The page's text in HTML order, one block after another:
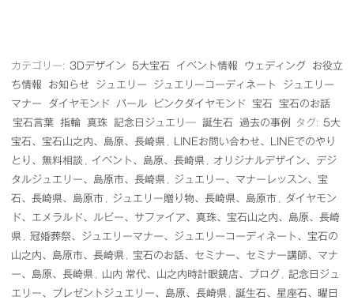
カテゴリー: 3Dデザイン 5大宝石 イベント情報 ウェディング
お役立
ち情報
お知らせ ジュエリー ジュエリーコーディネート
ジュエリー
マナー
ダイヤモンド パール ピンクダイヤモンド 宝石
宝石のお話
宝石言葉
指輪 真珠 記念日ジュエリ― 誕生石 過去の事例 タグ: 5大
宝石、宝石山之内、島原、長崎県
LINEお問い合わせ、LINEでのやり
とり、無料相談
イベント、島原、長崎県
オリジナルデザイン、デジ
タルジュエリー、島原市、長崎県
ジュエリー、マナーレッスン、宝
石、長崎県、島原市
ジュエリー贈り物、長崎県、島原市
ダイヤモン
ド、エメラルド、ルビー、サファイア、真珠、宝石山之内、島原、長崎
県
冠婚葬祭、ジュエリーマナー、ジュエリーコーディネート、宝石の
山之内、島原市、長崎県
宝石のお話、セミナー、セミナー講師、マナ
ー、島原、長崎県
山内 常代、山之内時計眼鏡店、ブログ
記念日ジュ
エリー、プレゼントジュエリー、島原、長崎県
誕生石、星座石、曜日